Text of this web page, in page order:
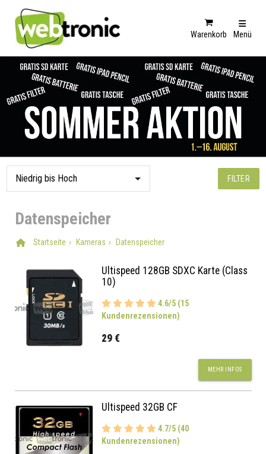
Warenkorb Menü
FILTER
Datenspeicher
Startseite Kameras Datenspeicher
Ultispeed 128GB SDXC Karte (Class
10)
4.6/5 (15
Kundenrezensionen)
29 €
MEHR INFOS
Ultispeed 32GB CF
4.7/5 (40
Kundenrezensionen)